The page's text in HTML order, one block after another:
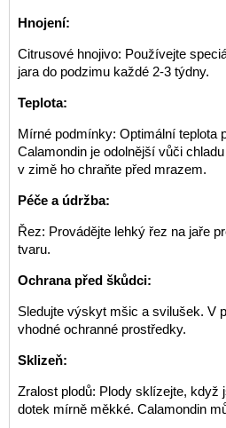
Hnojení:
Citrusové hnojivo: Používejte
jara do podzimu každé 2-3 týdny.
Teplota:
Mírné podmínky: Optimální teplota
Calamondin je odolnější vůči
v zimě ho chraňte před mrazem.
Péče a údržba:
Řez: Provádějte lehký řez na jaře
tvaru.
Ochrana před škůdci:
Sledujte výskyt mšic a svilušek. V
vhodné ochranné prostředky.
Sklizeň:
Zralost plodů: Plody sklízejte, když
dotek mírně měkké. Calamondin